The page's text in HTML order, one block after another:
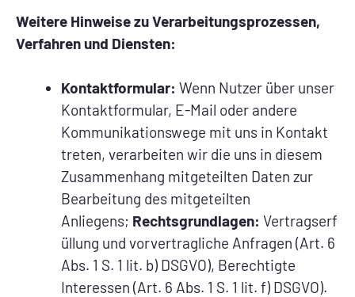
Weitere Hinweise zu Verarbeitungsprozessen,
Verfahren und Diensten:
Kontaktformular: Wenn Nutzer über unser
Kontaktformular, E-Mail oder andere
Kommunikationswege mit uns in Kontakt
treten, verarbeiten wir die uns in diesem
Zusammenhang mitgeteilten Daten zur
Bearbeitung des mitgeteilten
Anliegens; Rechtsgrundlagen: Vertragserf
üllung und vorvertragliche Anfragen (Art. 6
Abs. 1 S. 1 lit. b) DSGVO), Berechtigte
Interessen (Art. 6 Abs. 1 S. 1 lit. f) DSGVO).